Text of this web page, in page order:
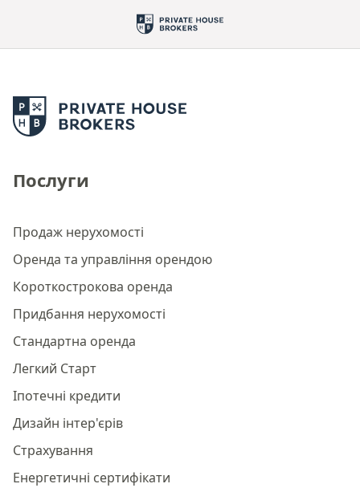
Послуги
Продаж нерухомості
Оренда та управління орендою
Короткострокова оренда
Придбання нерухомості
Стандартна оренда
Легкий Старт
Іпотечні кредити
Дизайн інтер'єрів
Страхування
Енергетичні сертифікати